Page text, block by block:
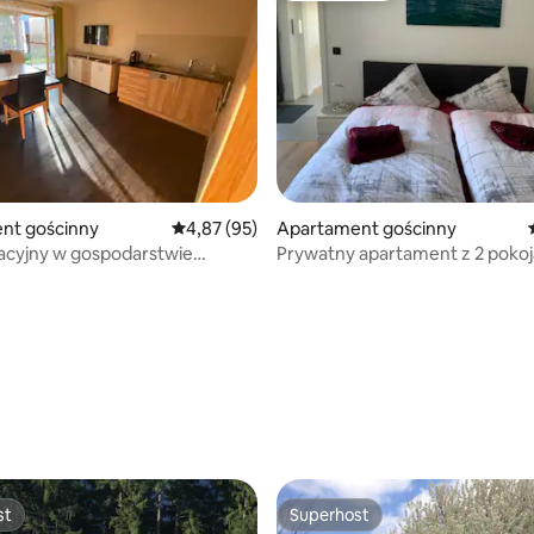
liczba recenzji: 311
gościnny Średnia ocena: 4,87 na 5, liczba recenzji: 95
4,87 (95)
w gospodarstwie
Apartament gościnny
Prywatny apartament z 2
Superhost
Superhost